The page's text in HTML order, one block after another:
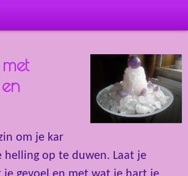
om je kar
helling op te duwen. Laat je